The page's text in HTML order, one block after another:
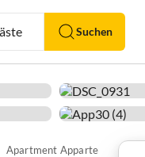
Suchen
Apartment Appartement 37m²